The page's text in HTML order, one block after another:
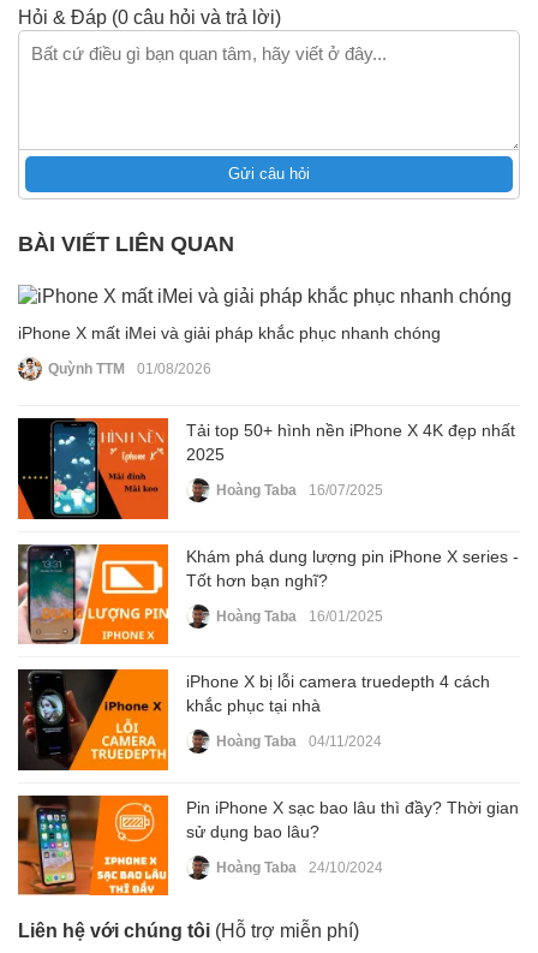
Hỏi & Đáp (0 câu hỏi và trả lời)
Gửi câu hỏi
BÀI VIẾT LIÊN QUAN
iPhone X mất iMei và giải pháp khắc phục nhanh chóng
Quỳnh TTM 01/08/2026
Tải top 50+ hình nền iPhone X 4K đẹp nhất
2025
Hoàng Taba 16/07/2025
Khám phá dung lượng pin iPhone X series -
Tốt hơn bạn nghĩ?
Hoàng Taba 16/01/2025
iPhone X bị lỗi camera truedepth 4 cách
khắc phục tại nhà
Hoàng Taba 04/11/2024
Pin iPhone X sạc bao lâu thì đầy? Thời gian
sử dụng bao lâu?
Hoàng Taba 24/10/2024
Liên hệ với chúng tôi (Hỗ trợ miễn phí)